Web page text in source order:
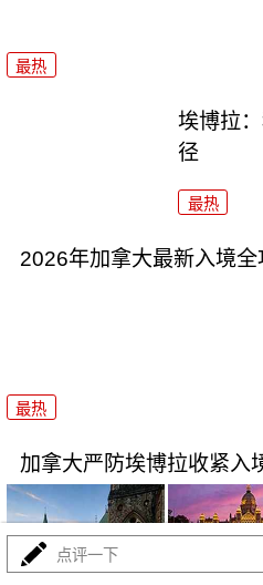
最热
埃博拉
径
最热
2026年加拿大最新入境全
最热
加拿大严防埃博拉收紧入
点评一下